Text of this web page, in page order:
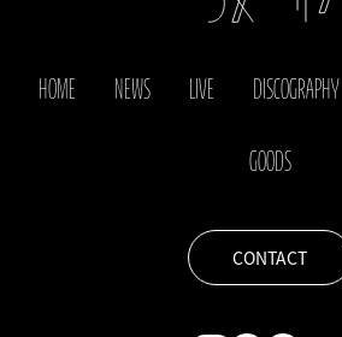
HOME NEWS LIVE DISCOGRAPHY
GOODS
CONTACT